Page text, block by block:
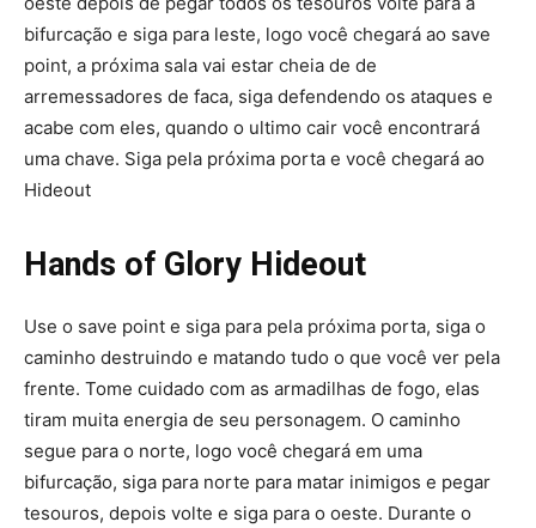
bifurcação e siga para leste, logo você chegará ao save
point, a próxima sala vai estar cheia de de
arremessadores de faca, siga defendendo os ataques e
acabe com eles, quando o ultimo cair você encontrará
uma chave. Siga pela próxima porta e você chegará ao
Hideout
Hands of Glory Hideout
Use o save point e siga para pela próxima porta, siga o
caminho destruindo e matando tudo o que você ver pela
frente. Tome cuidado com as armadilhas de fogo, elas
tiram muita energia de seu personagem. O caminho
segue para o norte, logo você chegará em uma
bifurcação, siga para norte para matar inimigos e pegar
tesouros, depois volte e siga para o oeste. Durante o